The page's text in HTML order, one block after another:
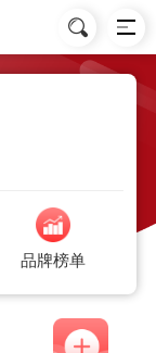
品牌榜单